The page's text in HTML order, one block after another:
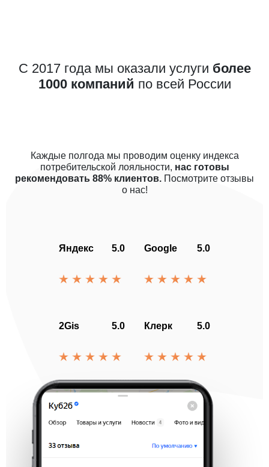
С 2017 года мы оказали услуги более
1000 компаний по всей России
Каждые полгода мы проводим оценку индекса
потребительской лояльности, нас готовы
рекомендовать 88% клиентов. Посмотрите отзывы
о нас!
Яндекс 5.0 Google 5.0
2Gis 5.0 Клерк 5.0